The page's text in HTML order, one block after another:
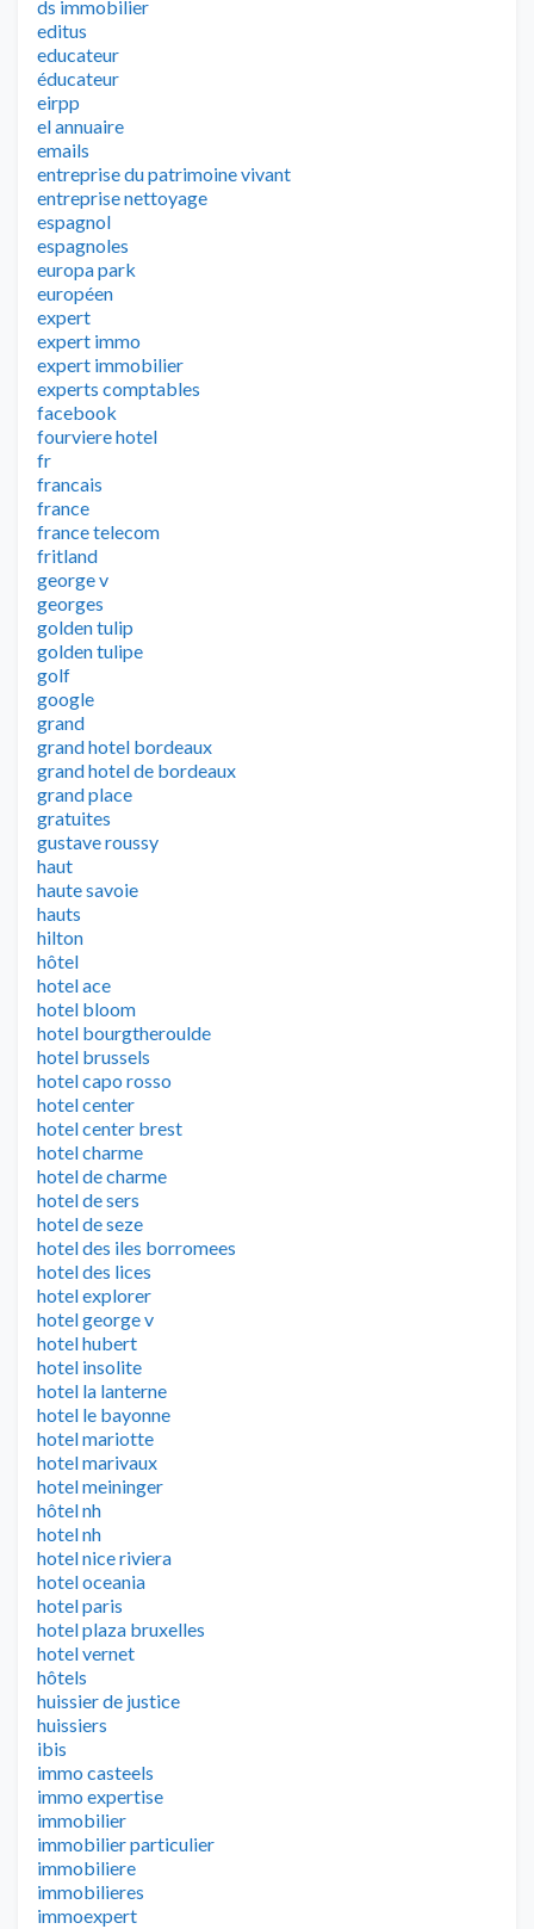
ds immobilier
editus
educateur
éducateur
eirpp
el annuaire
emails
entreprise du patrimoine vivant
entreprise nettoyage
espagnol
espagnoles
europa park
européen
expert
expert immo
expert immobilier
experts comptables
facebook
fourviere hotel
fr
francais
france
france telecom
fritland
george v
georges
golden tulip
golden tulipe
golf
google
grand
grand hotel bordeaux
grand hotel de bordeaux
grand place
gratuites
gustave roussy
haut
haute savoie
hauts
hilton
hôtel
hotel ace
hotel bloom
hotel bourgtheroulde
hotel brussels
hotel capo rosso
hotel center
hotel center brest
hotel charme
hotel de charme
hotel de sers
hotel de seze
hotel des iles borromees
hotel des lices
hotel explorer
hotel george v
hotel hubert
hotel insolite
hotel la lanterne
hotel le bayonne
hotel mariotte
hotel marivaux
hotel meininger
hôtel nh
hotel nh
hotel nice riviera
hotel oceania
hotel paris
hotel plaza bruxelles
hotel vernet
hôtels
huissier de justice
huissiers
ibis
immo casteels
immo expertise
immobilier
immobilier particulier
immobiliere
immobilieres
immoexpert